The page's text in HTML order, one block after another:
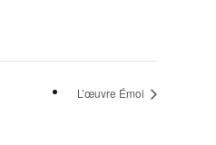
L’œuvre Émoi